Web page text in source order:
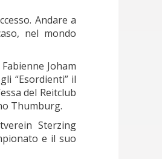
Andare a
nel mondo
Joham
“Esordienti” il
del Reitclub
Thumburg.
Sterzing
e il suo